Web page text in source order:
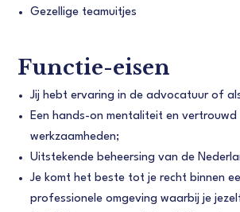
Gezellige teamuitjes
Functie-eisen
Jij hebt ervaring in de advocatuur of
Een hands-on mentaliteit en
werkzaamheden;
Uitstekende beheersing van de
Je komt het beste tot je recht binnen
professionele omgeving waarbij je